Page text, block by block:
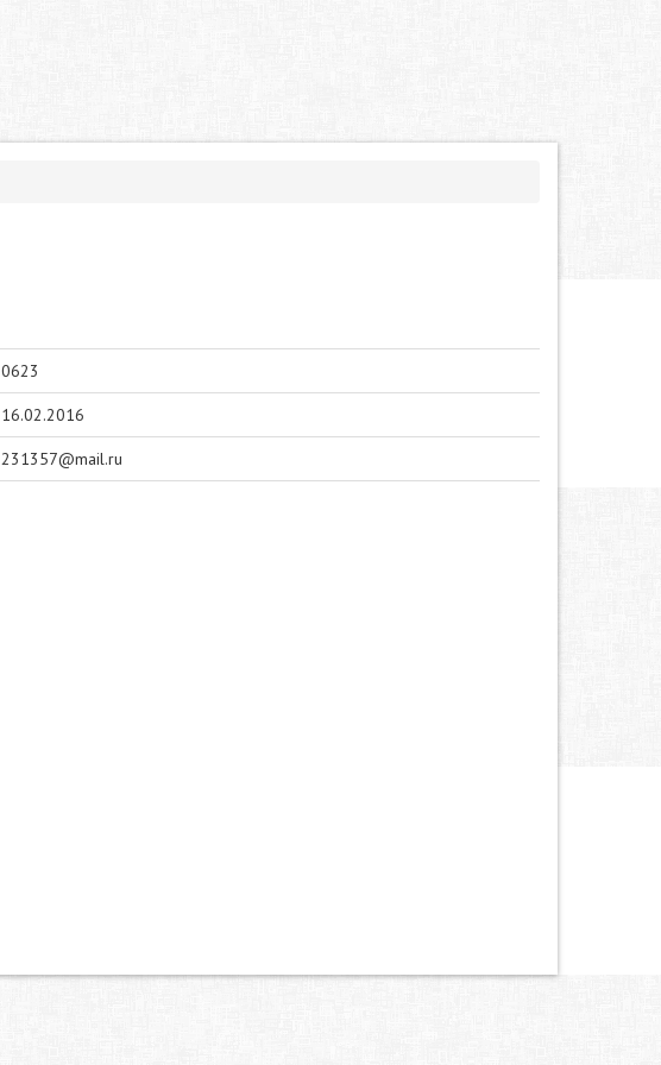
0623
16.02.2016
231357@mail.ru